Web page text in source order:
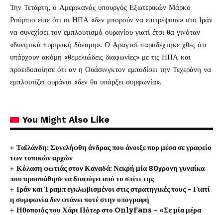
Την Τετάρτη, ο Αμερικανός υπουργός Εξωτερικών Μάρκο
Ρούμπιο είπε ότι οι ΗΠΑ «δεν μπορούν να επιτρέψουν» στο Ιράν
να συνεχίσει τον εμπλουτισμό ουρανίου γιατί έτσι θα γινόταν
«δυνητικά πυρηνική δύναμη». Ο Αραγτσί παραδέχτηκε χθες ότι
υπάρχουν ακόμη «θεμελιώδεις διαφωνίες» με τις ΗΠΑ και
προειδοποίησε ότι αν η Ουάσινγκτον εμποδίσει την Τεχεράνη να
εμπλουτίζει ουράνιο «δεν θα υπάρξει συμφωνία».
You Might Also Like
Ταϊλάνδη: Συνελήφθη άνδρας που άνοιξε πυρ μέσα σε γραφείο
των τοπικών αρχών
Κόλαση φωτιάς στον Καναδά: Νεκρή μία 80χρονη γυναίκα
που προσπάθησε να διαφύγει από το σπίτι της
Ιράν και Τραμπ εγκλωβισμένοι στις στρατηγικές τους – Γιατί
η συμφωνία δεν φτάνει ποτέ στην υπογραφή
Ηθοποιός του Χάρι Πότερ στο OnlyFans – «Σε μία μέρα